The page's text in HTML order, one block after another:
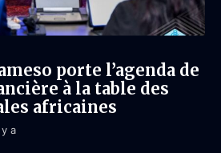
porte l’agenda de
à la table des
africaines
a